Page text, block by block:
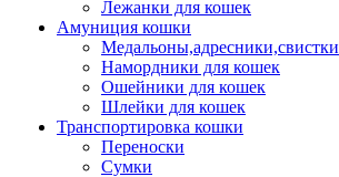
Лежанки для кошек
Амуниция кошки
Медальоны,адресники,свистки
Намордники для кошек
Ошейники для кошек
Шлейки для кошек
Транспортировка кошки
Переноски
Сумки